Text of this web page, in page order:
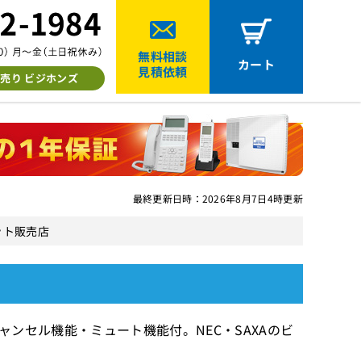
り ビジホンズ
無料相談
見積依頼
カート
最終更新日時：2026年8月7日4時更新
販売店
セル機能・ミュート機能付。NEC・SAXAのビ